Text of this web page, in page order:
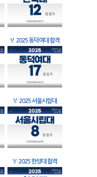
🏅 2025 동덕여대 합격
🏅 2025 서울시립대
🏅 2025 한양대 합격